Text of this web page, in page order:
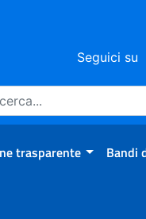
Seguici su
trasparente Bandi